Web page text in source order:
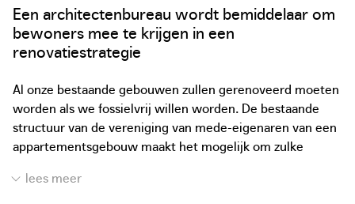
Een architectenbureau wordt bemiddelaar om
bewoners mee te krijgen in een
renovatiestrategie
Al onze bestaande gebouwen zullen gerenoveerd moeten
worden als we fossielvrij willen worden. De bestaande
structuur van de vereniging van mede-eigenaren van een
appartementsgebouw maakt het mogelijk om zulke
niet dat het makkelijk is om elke individuele eigenaar mee